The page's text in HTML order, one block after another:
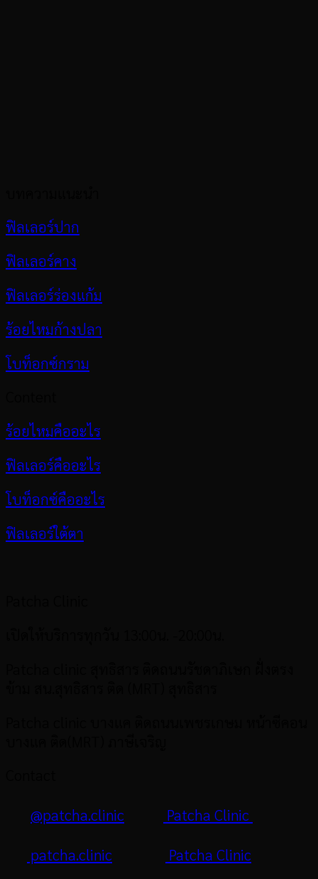
ฟิลเลอร์ปาก
ฟิลเลอร์คาง
ฟิลเลอร์ร่องแก้ม
ร้อยไหมก้างปลา
โบท็อกซ์กราม
ร้อยไหมคืออะไร
ฟิลเลอร์คืออะไร
โบท็อกซ์คืออะไร
ฟิลเลอร์ใต้ตา
@patcha.clinic Patcha Clinic
patcha.clinic Patcha Clinic